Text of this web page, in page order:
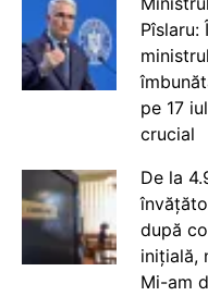
Pîslaru:
pe 17
crucial
De la
după
inițială,
Mi-am